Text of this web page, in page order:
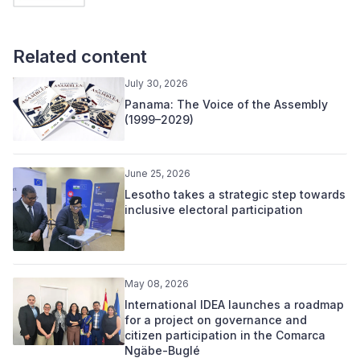
Related content
July 30, 2026
Panama: The Voice of the Assembly
(1999–2029)
June 25, 2026
Lesotho takes a strategic step towards
inclusive electoral participation
May 08, 2026
International IDEA launches a roadmap
for a project on governance and
citizen participation in the Comarca
Ngäbe-Buglé